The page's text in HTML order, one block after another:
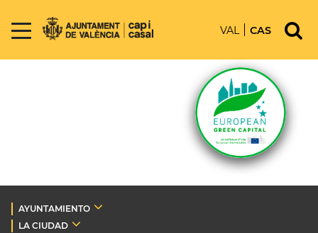
VAL CAS
AYUNTAMIENTO
LA CIUDAD